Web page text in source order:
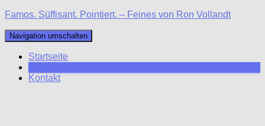
Famos. Süffisant. Pointiert. – Feines von Ron Vollandt
Navigation umschalten
Startseite
Kontakt